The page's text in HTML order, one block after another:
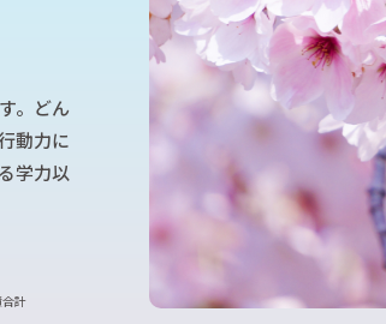
定期テスト対策個別コース
期テスト対策一斉コース
ース
東
。どん
動力に
学力以
計